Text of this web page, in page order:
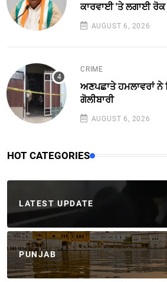
ਕਾਰਵਾਈ 'ਤੇ ਲਗਾਈ ਰੋਕ
AUGUST 6, 2026
CRIME
ਅਣਪਛਾਤੇ ਹਮਲਾਵਰਾਂ ਨੇ
ਗੋਲੀਬਾਰੀ
AUGUST 6, 2026
HOT CATEGORIES
LATEST UPDATE
PUNJAB